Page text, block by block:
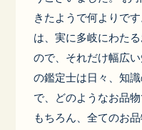
きたようで何よりで
は、実に多岐にわた
ので、それだけ幅広
の鑑定士は日々、知
で、どのようなお品
もちろん、全てのお